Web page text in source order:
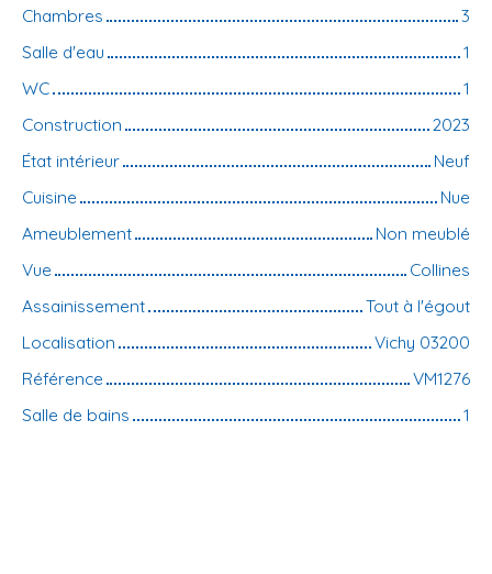
Chambres
3
Salle d'eau
1
WC
1
Construction
2023
État intérieur
Neuf
Cuisine
Nue
Ameublement
Non meublé
Vue
Collines
Assainissement
Tout à l'égout
Localisation
Vichy 03200
Référence
VM1276
Salle de bains
1